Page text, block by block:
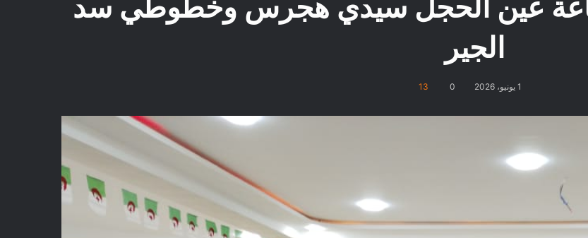
عين الحجل سيدي هجرس وخطوطي سد
الجير
1 يونيو، 2026 0
13